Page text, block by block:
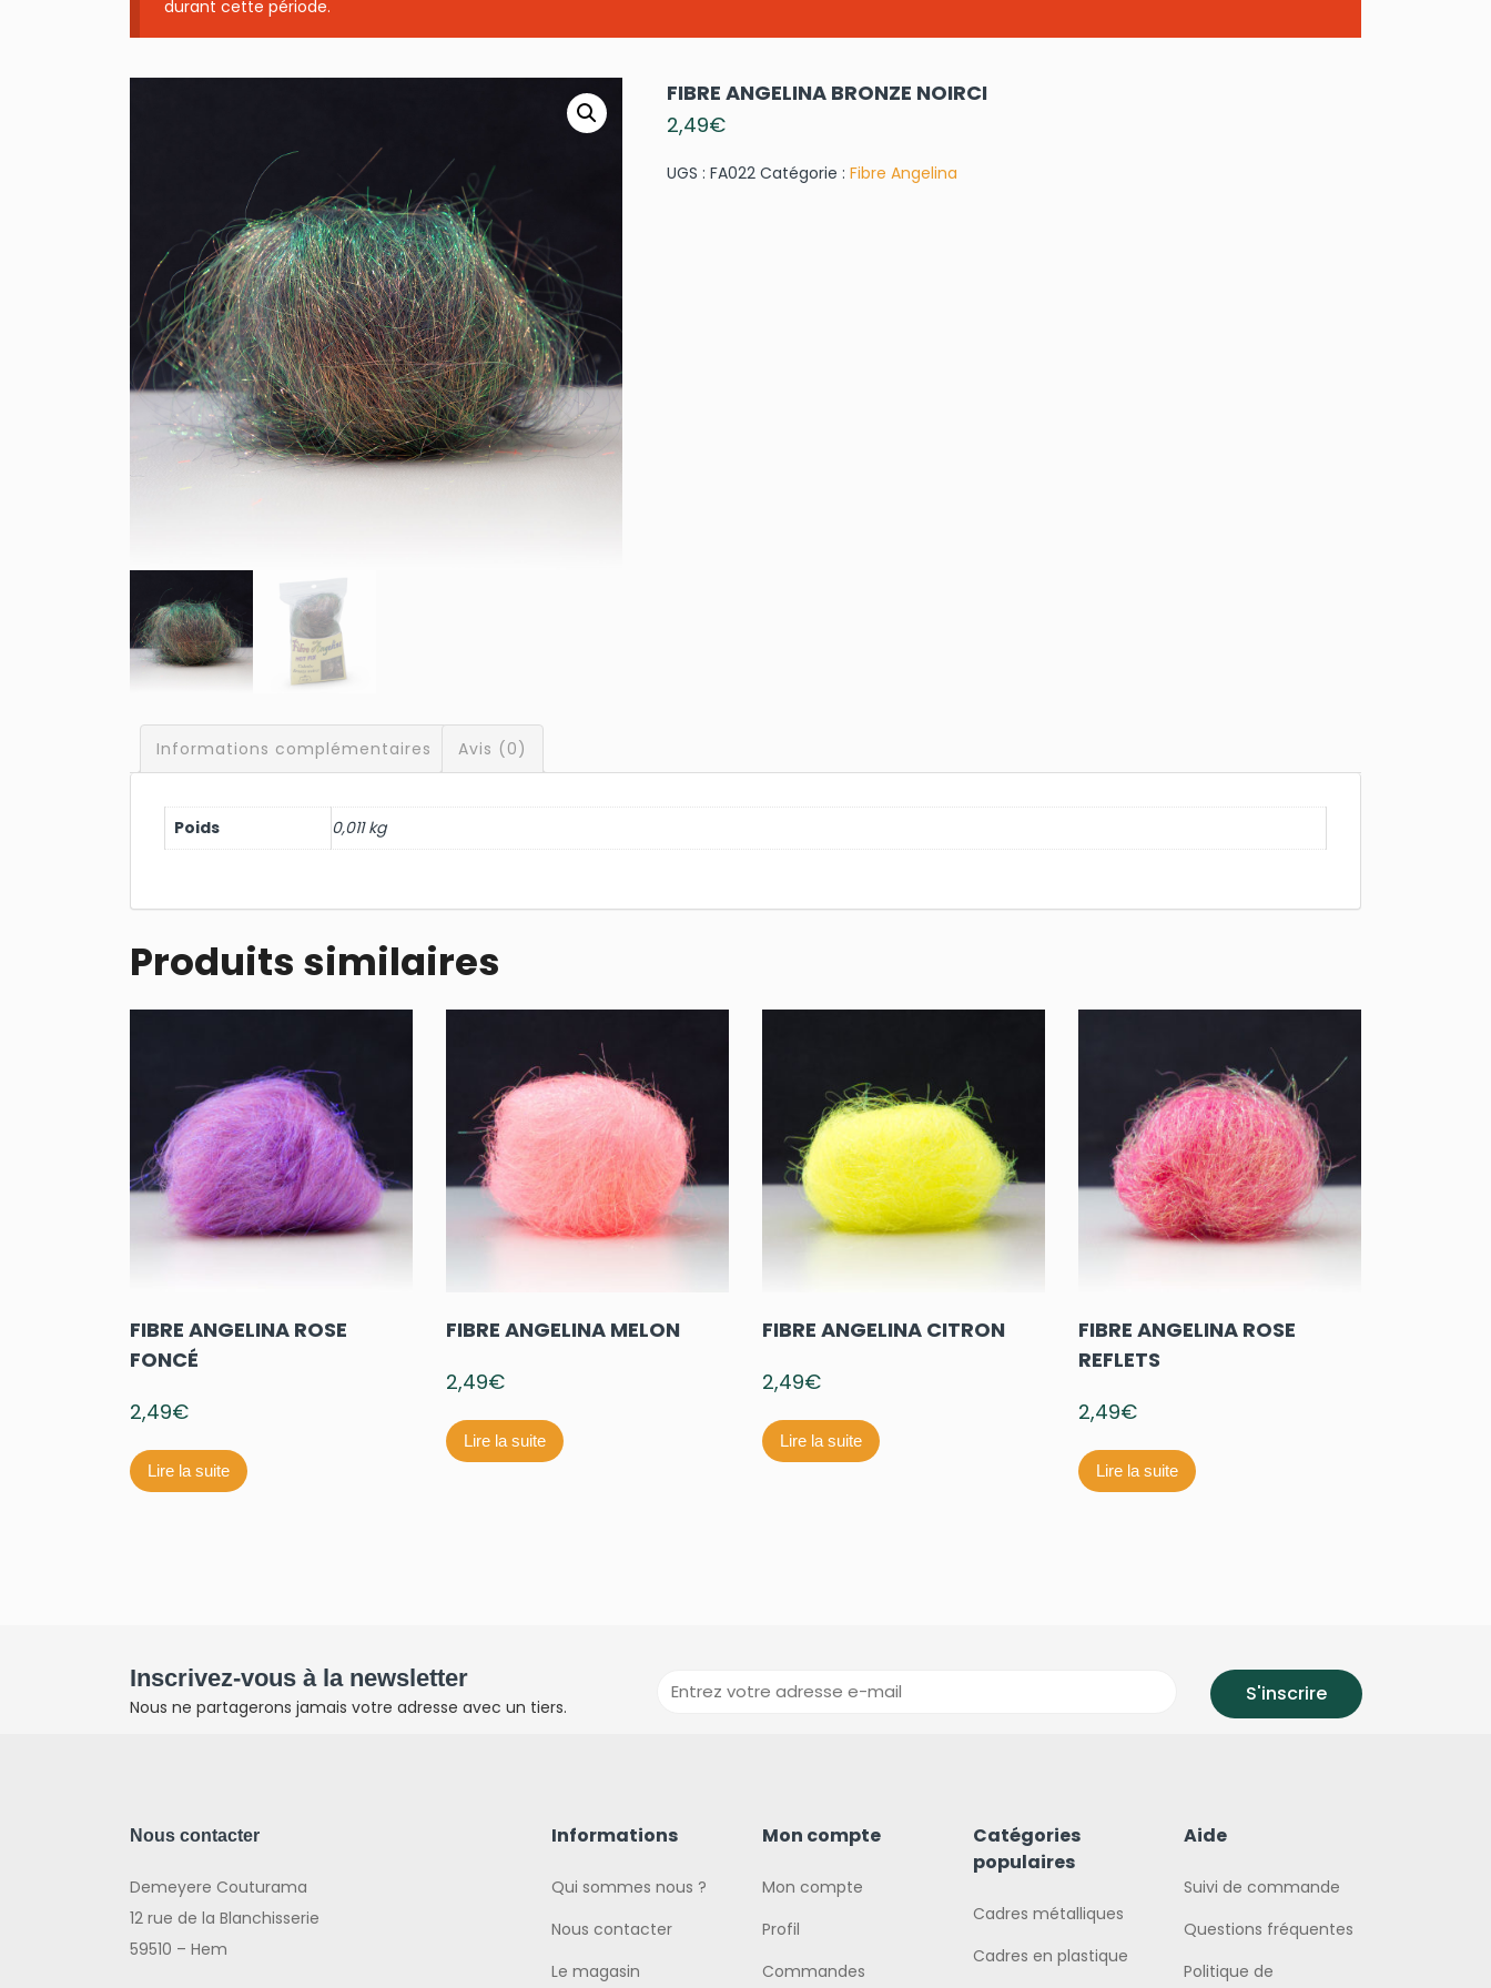
durant cette période.
FIBRE ANGELINA BRONZE NOIRCI
2,49€
UGS : FA022 Catégorie : Fibre Angelina
Informations complémentaires Avis (0)
Poids 0,011 kg
Produits similaires
FIBRE ANGELINA ROSE
FONCÉ
2,49€
Lire la suite
FIBRE ANGELINA MELON
2,49€
Lire la suite
FIBRE ANGELINA CITRON
2,49€
Lire la suite
FIBRE ANGELINA ROSE
REFLETS
2,49€
Lire la suite
Inscrivez-vous à la newsletter
Nous ne partagerons jamais votre adresse avec un tiers.
Nous contacter
Demeyere Couturama
12 rue de la Blanchisserie
59510 – Hem
Informations
Qui sommes nous ?
Nous contacter
Le magasin
Mon compte
Mon compte
Profil
Commandes
Catégories
populaires
Cadres métalliques
Cadres en plastique
Aide
Suivi de commande
Questions fréquentes
Politique de